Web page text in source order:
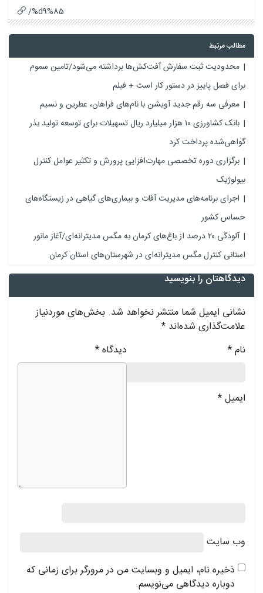
%d9%85/
مطالب مرتبط
محدودیت ثبت سفارش آفت‌کش‌ها برداشته می‌شود/تامین سموم
برای فصل پاییز در دستور کار است + فیلم
معرفی سه رقم جدید آویشن با نام‌های فراهان، عطرین و نسیم
بانک کشاورزی ۱۰ هزار میلیارد ریال تسهیلات برای توسعه تولید بذر
گواهی‌شده پرداخت کرد
برگزاری دوره تخصصی مهارت‌افزایی پرورش و تکثیر عوامل کنترل
بیولوژیک
اجرای برنامه‌های مدیریت آفات و بیماری‌های گیاهی در زیستگاه‌های
حساس کشور
آلودگی ۲۰ درصد از باغ‌های کرمان به مگس مدیترانه‌ای/آغاز مانور
استانی کنترل مگس مدیترانه‌ای در شهرستان‌های استان کرمان
دیدگاهتان را بنویسید
نشانی ایمیل شما منتشر نخواهد شد. بخش‌های موردنیاز
علامت‌گذاری شده‌اند*
دیدگاه*
ایمیل*
وب‌ سایت
ذخیره نام، ایمیل و وبسایت من در مرورگر برای زمانی که
دوباره دیدگاهی می‌نویسم.